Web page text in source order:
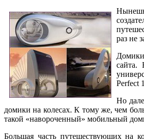
раз не
сайта.
Perfect
Но
домики на колесах. К тому же, чем
такой «навороченный» мобильный
Большая часть путешествующих на